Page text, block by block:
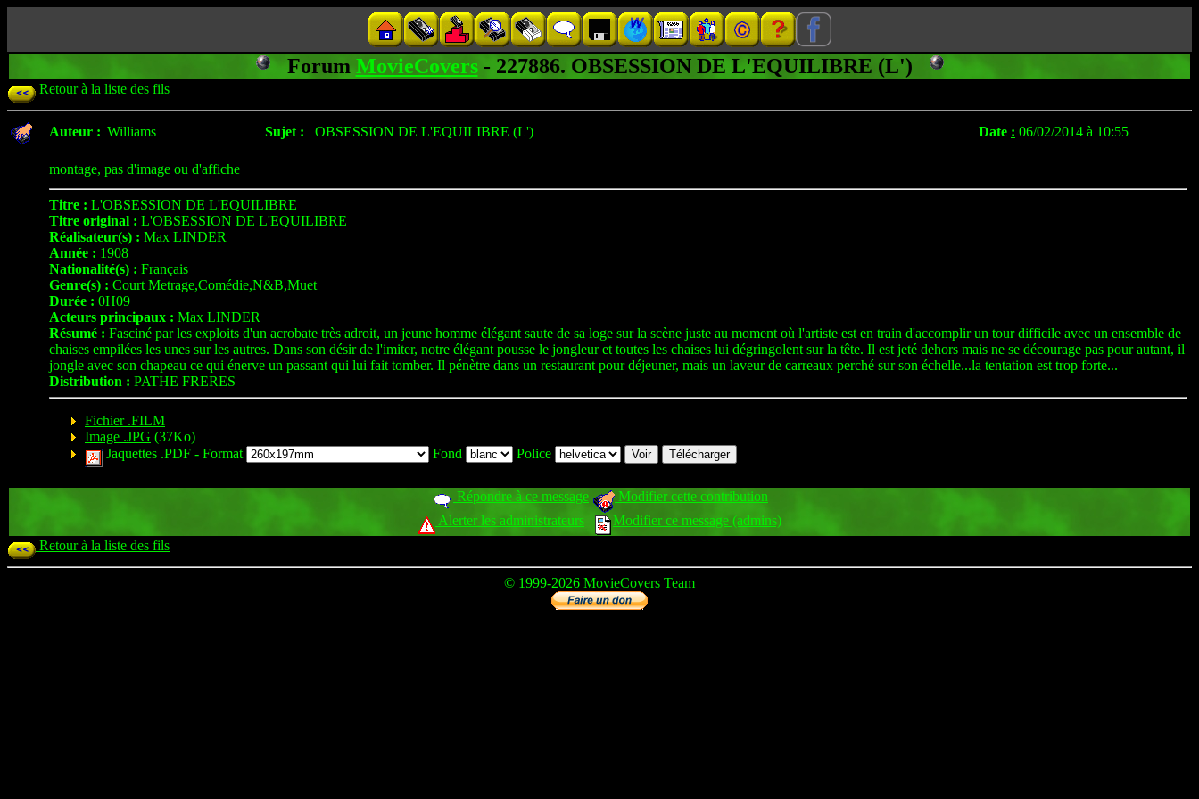
Forum MovieCovers- 227886. OBSESSION DE L'EQUILIBRE (L')
Retour à la liste des fils
Auteur : Williams Sujet : OBSESSION DE L'EQUILIBRE (L') Date : 06/02/2014 à 10:55
montage, pas d'image ou d'affiche
Titre : L'OBSESSION DE L'EQUILIBRE
Titre original : L'OBSESSION DE L'EQUILIBRE
Réalisateur(s) : Max LINDER
Année : 1908
Nationalité(s) : Français
Genre(s) : Court Metrage,Comédie,N&B,Muet
Durée : 0H09
Acteurs principaux : Max LINDER
Résumé : Fasciné par les exploits d'un acrobate très adroit, un jeune homme élégant saute de sa loge sur la scène juste au moment où l'artiste est en train d'accomplir un tour difficile avec un ensemble de
chaises empilées les unes sur les autres. Dans son désir de l'imiter, notre élégant pousse le jongleur et toutes les chaises lui dégringolent sur la tête. Il est jeté dehors mais ne se décourage pas pour autant, il
jongle avec son chapeau ce qui énerve un passant qui lui fait tomber. Il pénètre dans un restaurant pour déjeuner, mais un laveur de carreaux perché sur son échelle...la tentation est trop forte...
Distribution : PATHE FRERES
Fichier .FILM
Image .JPG (37Ko)
Jaquettes .PDF - Format Fond Police
Répondre à ce message
Modifier cette contribution
Alerter les administrateurs
Modifier ce message (admins)
Retour à la liste des fils
© 1999-2026 MovieCovers Team